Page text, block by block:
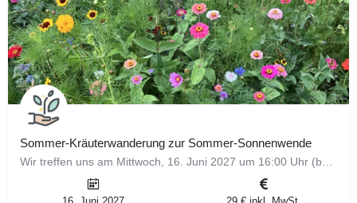
Sommer-Kräuterwanderung zur Sommer-Sonnenwende